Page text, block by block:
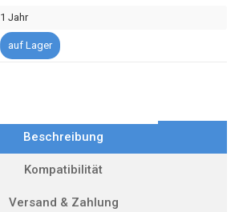
1 Jahr
auf Lager
Beschreibung
Kompatibilität
Versand & Zahlung